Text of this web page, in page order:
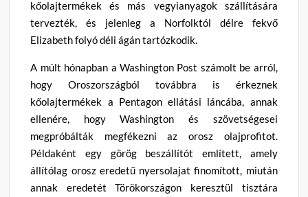
kőolajtermékek és más vegyianyagok szállítására
tervezték, és jelenleg a Norfolktól délre fekvő
Elizabeth folyó déli ágán tartózkodik.
A múlt hónapban a Washington Post számolt be arról,
hogy Oroszországból továbbra is érkeznek
kőolajtermékek a Pentagon ellátási láncába, annak
ellenére, hogy Washington és szövetségesei
megpróbálták megfékezni az orosz olajprofitot.
Példaként egy görög beszállítót említett, amely
állítólag orosz eredetű nyersolajat finomított, miután
annak eredetét Törökországon keresztül tisztára